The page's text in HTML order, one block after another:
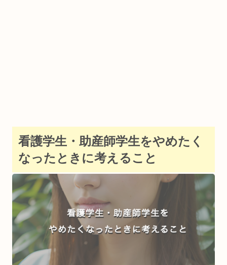
看護学生・助産師学生をやめたく
なったときに考えること